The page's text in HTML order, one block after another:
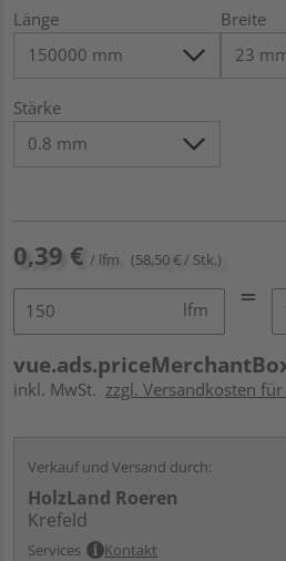
Länge Breite
Stärke
0,39 € / lfm (58,50 € / Stk.)
lfm
inkl. MwSt. zzgl. Versandkosten
Verkauf und Versand durch:
HolzLand Roeren
Krefeld
Services Kontakt